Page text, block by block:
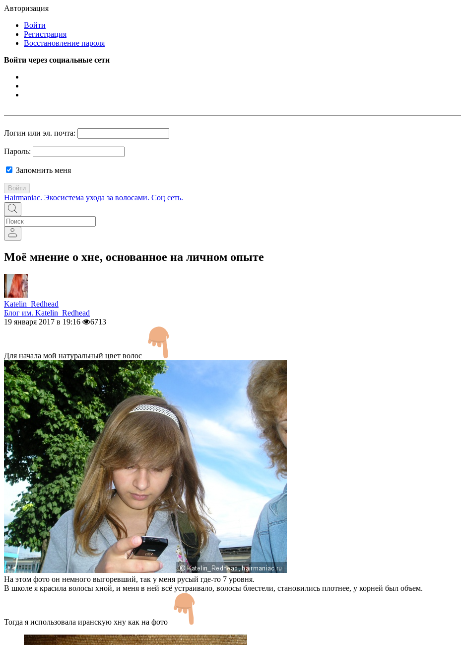
Авторизация
Войти
Регистрация
Восстановление пароля
Войти через социальные сети
Логин или эл. почта:
Пароль:
Запомнить меня
Войти
Hairmaniac. Экосистема ухода за волосами. Соц сеть.
Моё мнение о хне, основанное на личном опыте
Katelin_Redhead
Блог им. Katelin_Redhead
19 января 2017 в 19:16
6713
Для начала мой натуральный цвет волос
На этом фото он немного выгоревший, так у меня русый где-то 7 уровня.
В школе я красила волосы хной, и меня в ней всё устраивало, волосы блестели, становились плотнее, у корней был объем.
Тогда я использовала иранскую хну как на фото